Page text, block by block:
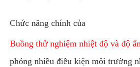
Chức năng chính của
Buồng thử nghiệm nhiệt độ và độ
phỏng nhiều điều kiện môi trường